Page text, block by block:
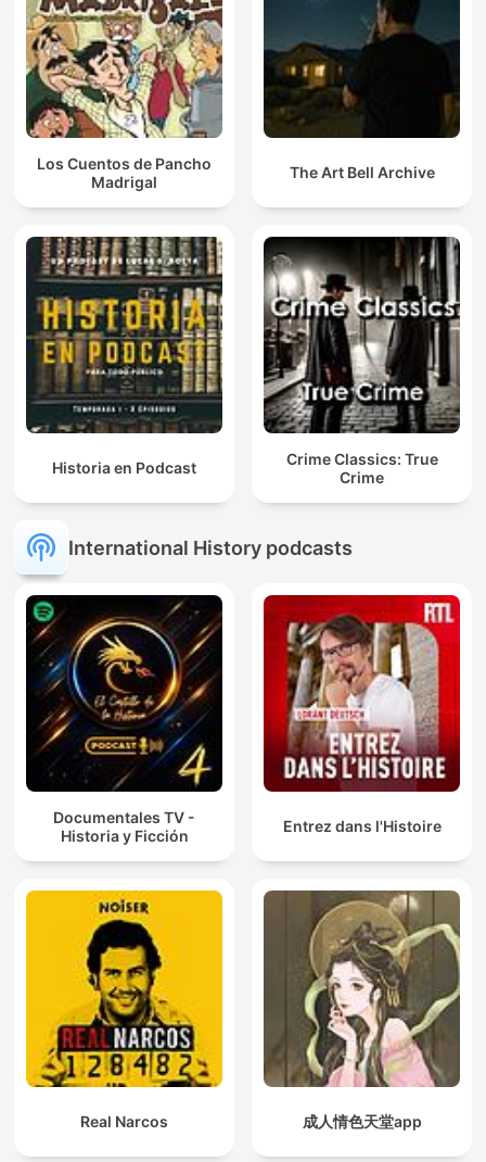
Los Cuentos de Pancho
Madrigal
The Art Bell Archive
Historia en Podcast
Crime Classics: True
Crime
International History podcasts
Documentales TV -
Historia y Ficción
Entrez dans l'Histoire
Real Narcos 成人情色天堂app